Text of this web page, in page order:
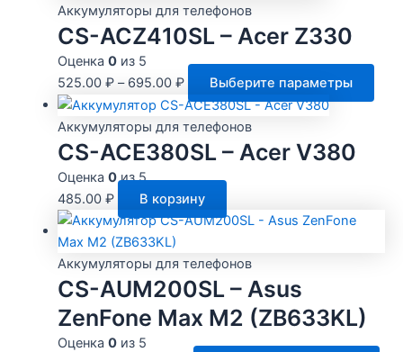
имеет
несколько
Опции
можно
на
странице
товара.
Аккумуляторы для телефонов
CS-ACZ410SL – Acer Z330
Оценка 0из 5
525.00 ₽– 695.00 ₽ Выберите параметры
Аккумуляторы для телефонов
CS-ACE380SL – Acer V380
Оценка 0из 5
485.00 ₽ В корзину
Аккумуляторы для телефонов
CS-AUM200SL – Asus
ZenFone Max M2 (ZB633KL)
Оценка 0из 5